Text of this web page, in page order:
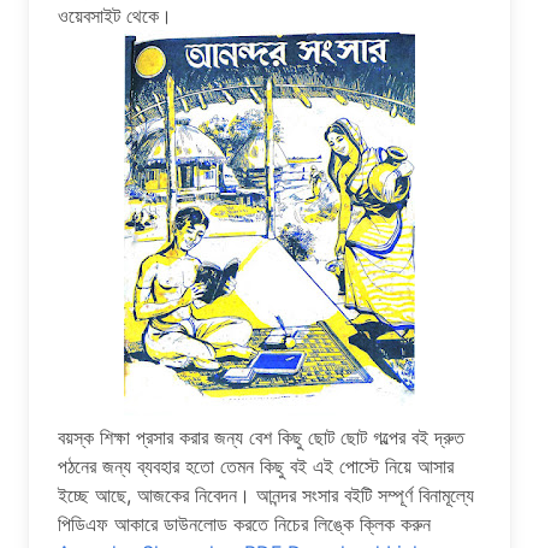
ওয়েবসাইট থেকে।
বয়স্ক শিক্ষা প্রসার করার জন্য বেশ কিছু ছোট ছোট গল্পের বই দ্রুত
পঠনের জন্য ব্যবহার হতো তেমন কিছু বই এই পোস্টে নিয়ে আসার
ইচ্ছে আছে, আজকের নিবেদন। আনন্দর সংসার বইটি সম্পূর্ণ বিনামূল্যে
পিডিএফ আকারে ডাউনলোড করতে নিচের লিঙ্কে ক্লিক করুন